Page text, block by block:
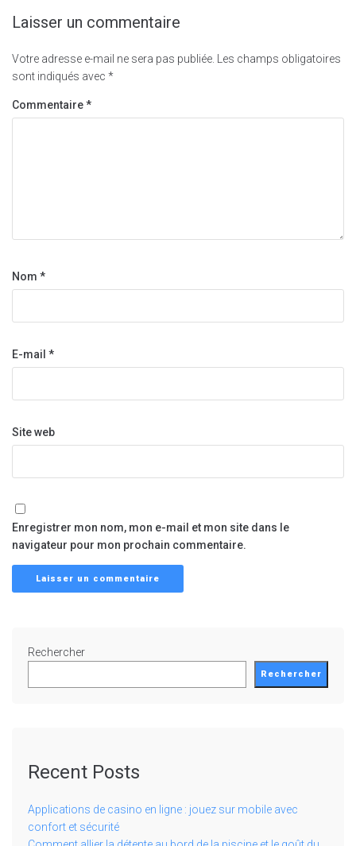
Laisser un commentaire
Votre adresse e-mail ne sera pas publiée.
Les champs obligatoires
sont indiqués avec *
Commentaire*
Nom *
E-mail *
Site web
Enregistrer mon nom, mon e-mail et mon site dans le
navigateur pour mon prochain commentaire.
Rechercher
Rechercher
Recent Posts
Applications de casino en ligne : jouez sur mobile avec
confort et sécurité